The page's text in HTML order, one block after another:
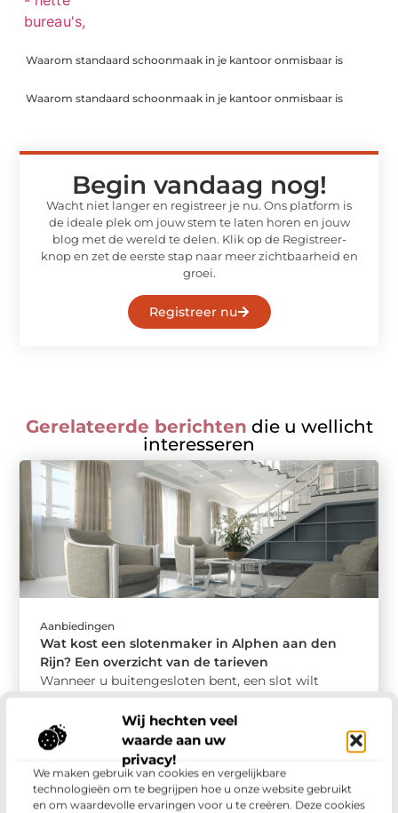
Wij hechten veel
waarde aan uw
privacy!
We maken gebruik van cookies en vergelijkbare
technologieën om te begrijpen hoe u onze website gebruikt
en om waardevolle ervaringen voor u te creëren. Deze cookies
Waarom standaard schoonmaak in je kantoor onmisbaar is
Waarom standaard schoonmaak in je kantoor onmisbaar is
Begin vandaag nog!
Wacht niet langer en registreer je nu. Ons platform is
de ideale plek om jouw stem te laten horen en jouw
blog met de wereld te delen. Klik op de Registreer-
knop en zet de eerste stap naar meer zichtbaarheid en
groei.
Registreer nu
Gerelateerde berichten die u wellicht
interesseren
Aanbiedingen
Wat kost een slotenmaker in Alphen aan den
Rijn? Een overzicht van de tarieven
Wanneer u buitengesloten bent, een slot wilt
vervangen of uw woning beter wilt beveiligen, is
het inschakelen van een professionele ...